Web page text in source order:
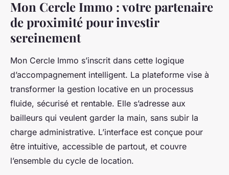
Mon Cercle Immo : votre partenaire
de proximité pour investir
sereinement
Mon Cercle Immo s’inscrit dans cette logique
d’accompagnement intelligent. La plateforme vise à
transformer la gestion locative en un processus
fluide, sécurisé et rentable. Elle s’adresse aux
bailleurs qui veulent garder la main, sans subir la
charge administrative. L’interface est conçue pour
être intuitive, accessible de partout, et couvre
l’ensemble du cycle de location.